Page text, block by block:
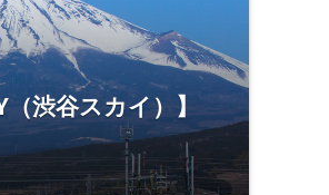
渋谷スカイ）】